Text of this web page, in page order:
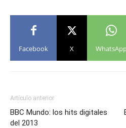
Facebook X
Artículo anterior
BBC Mundo: los hits digitales
del 2013